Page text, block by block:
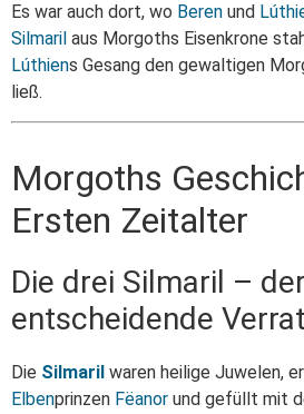
Es war auch dort, wo Beren und
Silmaril aus Morgoths Eisenkrone
Lúthiens Gesang den gewaltigen
ließ.
Morgoths
Ersten Zeitalter
Die drei Silmaril – der
entscheidende Verrat
Die Silmaril waren heilige Juwelen,
Elbenprinzen Fëanor und gefüllt mit